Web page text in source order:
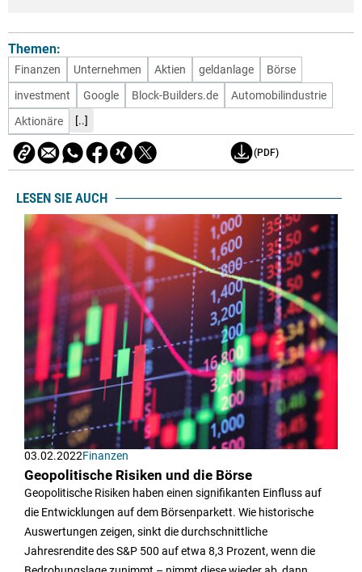
Themen:
Finanzen Unternehmen Aktien geldanlage
Börse
investment
Google Block-Builders.de
Automobilindustrie
Aktionäre
[..]
(PDF)
LESEN SIE AUCH
03.02.2022Finanzen
Geopolitische Risiken und die Börse
Geopolitische Risiken haben einen signifikanten Einfluss auf
die Entwicklungen auf dem Börsenparkett. Wie historische
Auswertungen zeigen, sinkt die durchschnittliche
Jahresrendite des S&P 500 auf etwa 8,3 Prozent, wenn die